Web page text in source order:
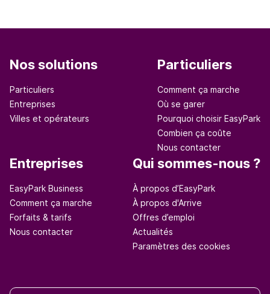
Nos solutions
Particuliers
Entreprises
Villes et opérateurs
Particuliers
Comment ça marche
Où se garer
Pourquoi choisir EasyPark
Combien ça coûte
Nous contacter
Entreprises
EasyPark Business
Comment ça marche
Forfaits & tarifs
Nous contacter
Qui sommes-nous ?
À propos d’EasyPark
À propos d'Arrive
Offres d’emploi
Actualités
Paramètres des cookies